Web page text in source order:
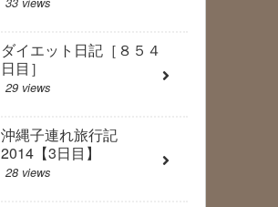
ダイエット日記［８５４
日目］
29 views
沖縄子連れ旅行記
2014【3日目】
28 views